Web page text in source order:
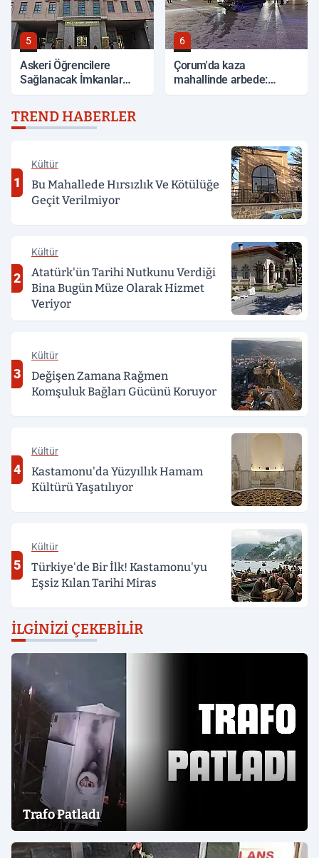
5
Askeri Öğrencilere
Sağlanacak İmkanlar
6
Çorum'da kaza
mahallinde arbede:
TREND HABERLER
1
Kültür
Bu Mahallede Hırsızlık Ve Kötülüğe
Geçit Verilmiyor
2
Kültür
Atatürk'ün Tarihi Nutkunu Verdiği
Bina Bugün Müze Olarak Hizmet
Veriyor
3
Kültür
Değişen Zamana Rağmen
Komşuluk Bağları Gücünü Koruyor
4
Kültür
Kastamonu'da Yüzyıllık Hamam
Kültürü Yaşatılıyor
5
Kültür
Türkiye'de Bir İlk! Kastamonu'yu
Eşsiz Kılan Tarihi Miras
İLGINIZI ÇEKEBILIR
Trafo Patladı